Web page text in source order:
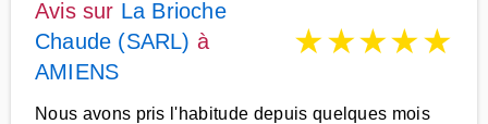
Avis sur La Brioche
Chaude (SARL) à
AMIENS
★★★★★
Nous avons pris l'habitude depuis quelques mois